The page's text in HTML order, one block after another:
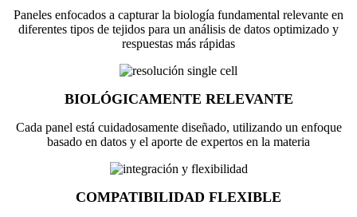
Paneles enfocados a capturar la biología fundamental relevante en
diferentes tipos de tejidos para un análisis de datos optimizado y
respuestas más rápidas
BIOLÓGICAMENTE RELEVANTE
Cada panel está cuidadosamente diseñado, utilizando un enfoque
basado en datos y el aporte de expertos en la materia
COMPATIBILIDAD FLEXIBLE